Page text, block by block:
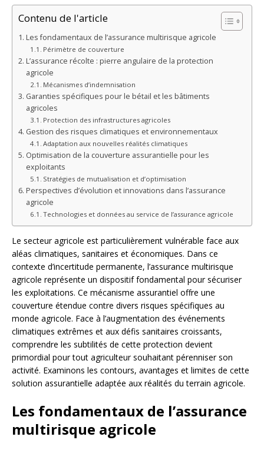
Contenu de l'article
Les fondamentaux de l’assurance multirisque agricole
Périmètre de couverture
L’assurance récolte : pierre angulaire de la protection
agricole
Mécanismes d’indemnisation
Garanties spécifiques pour le bétail et les bâtiments
agricoles
Protection des infrastructures agricoles
Gestion des risques climatiques et environnementaux
Adaptation aux nouvelles réalités climatiques
Optimisation de la couverture assurantielle pour les
exploitants
Stratégies de mutualisation et d’optimisation
Perspectives d’évolution et innovations dans l’assurance
agricole
Technologies et données au service de l’assurance agricole
Le secteur agricole est particulièrement vulnérable face aux
aléas climatiques, sanitaires et économiques. Dans ce
contexte d’incertitude permanente, l’assurance multirisque
agricole représente un dispositif fondamental pour sécuriser
les exploitations. Ce mécanisme assurantiel offre une
couverture étendue contre divers risques spécifiques au
monde agricole. Face à l’augmentation des événements
climatiques extrêmes et aux défis sanitaires croissants,
comprendre les subtilités de cette protection devient
primordial pour tout agriculteur souhaitant pérenniser son
activité. Examinons les contours, avantages et limites de cette
solution assurantielle adaptée aux réalités du terrain agricole.
Les fondamentaux de l’assurance
multirisque agricole